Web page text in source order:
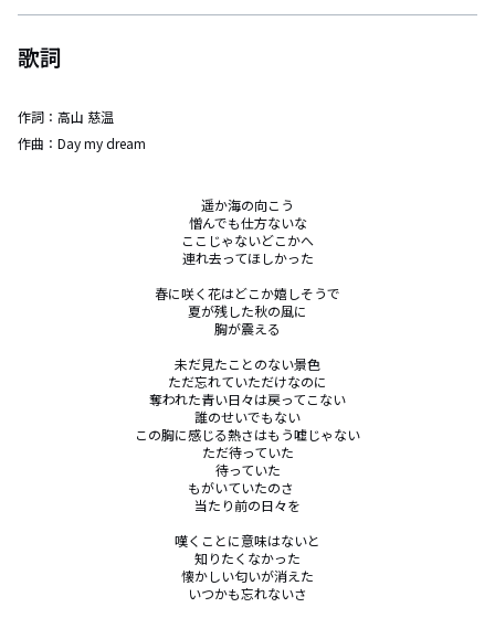
歌詞
作詞： 高山 慈温
作曲： Day my dream
遥か海の向こう
憎んでも仕方ないな
ここじゃないどこかへ
連れ去ってほしかった
春に咲く花はどこか嬉しそうで
夏が残した秋の風に
胸が震える
未だ見たことのない景色
ただ忘れていただけなのに
奪われた青い日々は戻ってこない
誰のせいでもない
この胸に感じる熱さはもう嘘じゃない
ただ待っていた
待っていた
もがいていたのさ
当たり前の日々を
嘆くことに意味はないと
知りたくなかった
懐かしい匂いが消えた
いつかも忘れないさ